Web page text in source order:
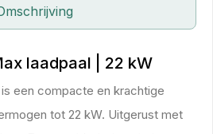
laadpaal | 22 kW
een compacte en krachtige
tot 22 kW. Uitgerust met